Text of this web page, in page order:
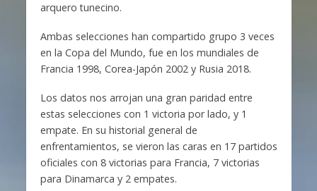
arquero tunecino.
Ambas selecciones han compartido grupo 3 veces
en la Copa del Mundo, fue en los mundiales de
Francia 1998, Corea-Japón 2002 y Rusia 2018.
Los datos nos arrojan una gran paridad entre
estas selecciones con 1 victoria por lado, y 1
empate. En su historial general de
enfrentamientos, se vieron las caras en 17 partidos
oficiales con 8 victorias para Francia, 7 victorias
para Dinamarca y 2 empates.